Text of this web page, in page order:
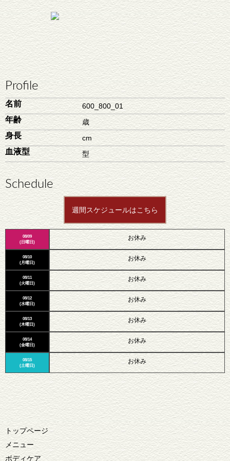
Profile
名前 600_800_01
年齢 歳
身長 cm
血液型 型
Schedule
週間スケジュールはこちら
08/09
(日曜日)
08/10
(月曜日)
08/11
(火曜日)
08/12
(水曜日)
08/13
(木曜日)
08/14
(金曜日)
08/15
(土曜日)
お休み
お休み
お休み
お休み
お休み
お休み
お休み
トップページ
メニュー
ボディケア